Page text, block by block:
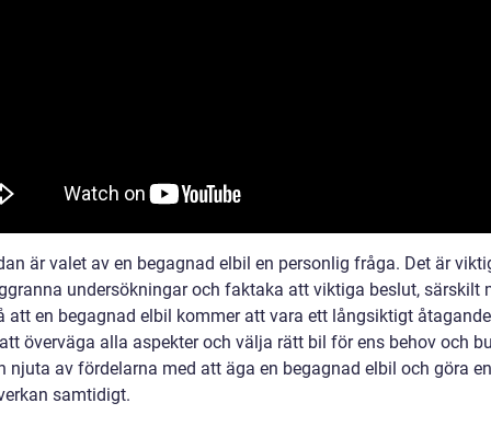
är valet av en begagnad elbil en personlig fråga. Det är
undersökningar och faktaka att viktiga beslut, särskilt
att en begagnad elbil kommer att vara ett långsiktigt
överväga alla aspekter och välja rätt bil för ens behov och
njuta av fördelarna med att äga en begagnad elbil och göra
samtidigt.